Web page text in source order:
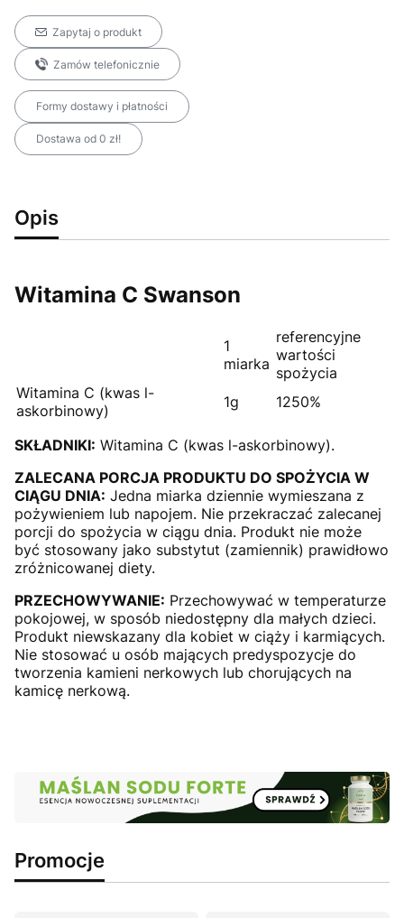
Zapytaj o produkt
Zamów telefonicznie
Formy dostawy i płatności
Dostawa od 0 zł!
Opis
Witamina C Swanson
1
miarka
referencyjne
wartości
spożycia
Witamina C (kwas l-
askorbinowy)
1g 1250%
SKŁADNIKI: Witamina C (kwas l-askorbinowy).
ZALECANA PORCJA PRODUKTU DO SPOŻYCIA W
CIĄGU DNIA: Jedna miarka dziennie wymieszana z
pożywieniem lub napojem. Nie przekraczać zalecanej
porcji do spożycia w ciągu dnia. Produkt nie może
być stosowany jako substytut (zamiennik) prawidłowo
zróżnicowanej diety.
PRZECHOWYWANIE: Przechowywać w temperaturze
pokojowej, w sposób niedostępny dla małych dzieci.
Produkt niewskazany dla kobiet w ciąży i karmiących.
Nie stosować u osób mających predyspozycje do
tworzenia kamieni nerkowych lub chorujących na
kamicę nerkową.
Promocje